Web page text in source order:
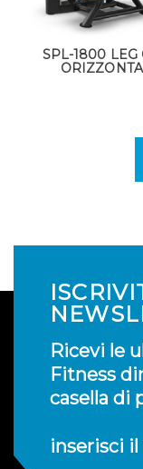
SPL-1800 LEG
Ricevi le
Fitness
casella di
inserisci